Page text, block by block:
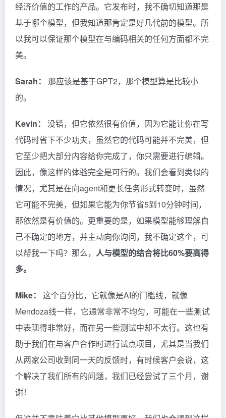
经济价值的工作的产品。它发布时，我不确切知道那是
基于哪个模型，但我知道那肯定是好几代前的模型。所
以我可以保证那个模型在与编码相关的任何方面都不完
美。
Sarah：
那应该是基于GPT2，那个模型算是比较小
的。
Kevin：
没错，但它依然很有价值，因为它能让你在写
代码时省下不少功夫，虽然它的代码可能并不完美，但
它至少把大部分内容给你完成了，你只需要进行编辑。
因此，像这样的体验完全是可行的。我们会看到类似的
情况，尤其是在向agent和更长任务形式转变时，虽然
它可能不完美，但如果它能为你节省5到10分钟时间，
那依然是有价值的。更重要的是，如果模型能够理解自
己不确定的地方，并主动向你询问，我不确定这个，可
以帮我一下吗？那么， 人与模型的结合将比60%要高得
多。
Mike：
这个百分比，它就像是AI的门槛线，就像
Mendoza线一样，它通常非常不均匀，可能在一些测试
中表现得非常好，而在另一些测试中却不太行。这也有
助于我们在与客户合作时进行试点项目，尤其是当我们
从两家公司收到同一天的反馈时，有时候客户会说，这
个解决了我们所有的问题，我们已经尝试了三个月，谢
谢！